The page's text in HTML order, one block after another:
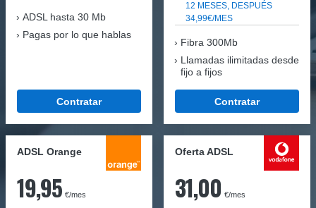
ADSL hasta 30 Mb
Pagas por lo que hablas
Contratar
12 MESES, DESPUÉS
34,99€/MES
Fibra 300Mb
Llamadas ilimitadas desde
fijo a fijos
Contratar
ADSL Orange
19,95 €/mes
Oferta ADSL
31,00 €/mes